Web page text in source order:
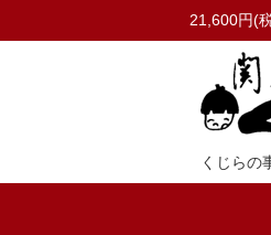
21,600円(
くじらの